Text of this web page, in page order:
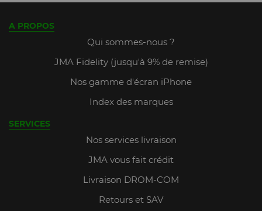
A PROPOS
Qui sommes-nous ?
JMA Fidelity (jusqu'à 9% de remise)
Nos gamme d'écran iPhone
Index des marques
SERVICES
Nos services livraison
JMA vous fait crédit
Livraison DROM-COM
Retours et SAV